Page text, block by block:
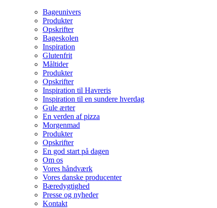
Bageunivers
Produkter
Opskrifter
Bageskolen
Inspiration
Glutenfrit
Måltider
Produkter
Opskrifter
Inspiration til Havreris
Inspiration til en sundere hverdag
Gule ærter
En verden af pizza
Morgenmad
Produkter
Opskrifter
En god start på dagen
Om os
Vores håndværk
Vores danske producenter
Bæredygtighed
Presse og nyheder
Kontakt